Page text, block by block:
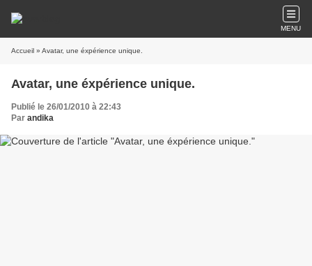
MENU
Accueil » Avatar, une éxpérience unique.
Avatar, une éxpérience unique.
Publié le 26/01/2010 à 22:43
Par andika